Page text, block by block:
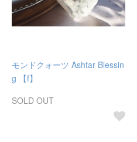
モンドクォーツ Ashtar Blessin
g 【f】
SOLD OUT